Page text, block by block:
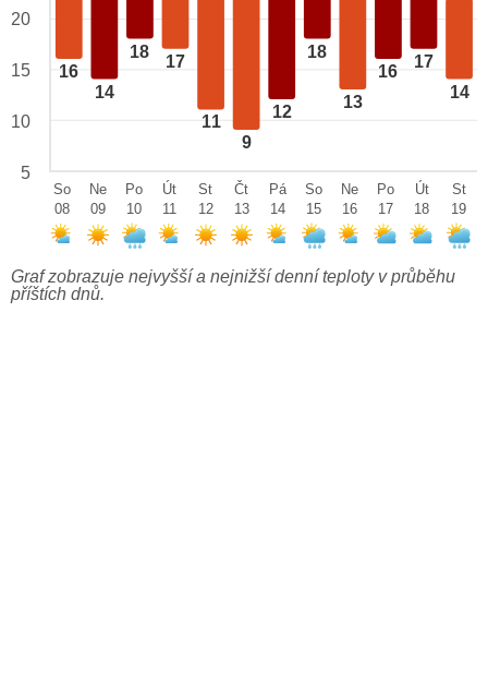
16
14
18
17
11
9
12
18
13
16
17
14
20
15
10
5
So
08
Ne
09
Po
10
Út
11
St
12
Čt
13
Pá
14
So
15
Ne
16
Po
17
Út
18
St
19
Graf zobrazuje nejvyšší a nejnižší denní teploty v průběhu
příštích dnů.